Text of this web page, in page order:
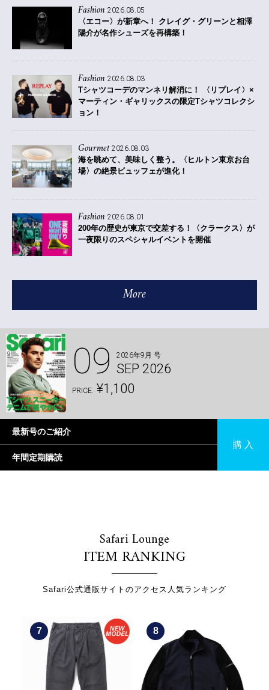
Fashion 2026.08.05
〈エコー〉が新章へ！ クレイグ・グリーンと相澤
陽介が名作シューズを再構築！
Fashion 2026.08.03
Tシャツコーデのマンネリ解消に！ 〈リプレイ〉×
マーティン・ギャリックスの限定Tシャツコレクシ
ョン！
Gourmet 2026.08.03
海を眺めて、美味しく整う。〈ヒルトン東京お台
場〉の絶景ビュッフェが進化！
Fashion 2026.08.01
200年の歴史が東京で交差する！〈クラークス〉が
一夜限りのスペシャルイベントを開催
More
09 2026年9月 号
SEP 2026
PRICE. ¥1,100
最新号のご紹介
年間定期購読
購 入
Safari Lounge
ITEM RANKING
Safari公式通販サイトのアクセス人気ランキング
8 9